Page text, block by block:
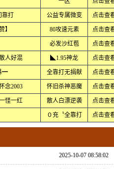
打 公益专属微变 点击查
】 80攻速元素 点击查
必发沙红苞 点击查
人好混 ◣1.95神龙 点击查
━ 全靠打无捐献 点击查
2003 怀旧杀神恶魔 点击查
怪一红 散人白漂逆袭 点击查
０充〝全靠打 点击查
2025-10-07 08:58:02